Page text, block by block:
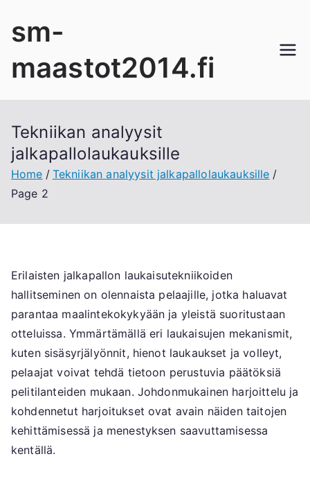
sm-
maastot2014.fi
Tekniikan analyysit
jalkapallolaukauksille
Home
Tekniikan analyysit jalkapallolaukauksille
Page 2
Erilaisten jalkapallon laukaisutekniikoiden
hallitseminen on olennaista pelaajille, jotka haluavat
parantaa maalintekokykyään ja yleistä suoritustaan
otteluissa. Ymmärtämällä eri laukaisujen mekanismit,
kuten sisäsyrjälyönnit, hienot laukaukset ja volleyt,
pelaajat voivat tehdä tietoon perustuvia päätöksiä
pelitilanteiden mukaan. Johdonmukainen harjoittelu ja
kohdennetut harjoitukset ovat avain näiden taitojen
kehittämisessä ja menestyksen saavuttamisessa
kentällä.